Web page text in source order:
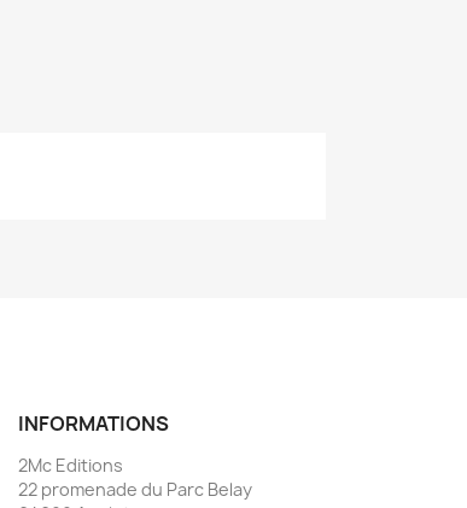
INFORMATIONS
2Mc Editions
22 promenade du Parc Belay